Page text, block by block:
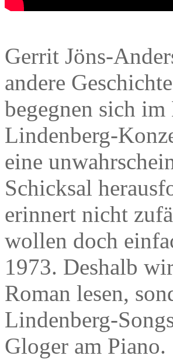
Gerrit Jöns-
andere
begegnen sich
Lindenberg-
eine
Schicksal
erinnert nicht
wollen doch
1973. Deshalb
Roman lesen,
Lindenberg-
Gloger am Piano.